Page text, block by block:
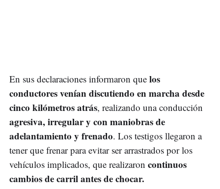
En sus declaraciones informaron que los
conductores venían discutiendo en marcha desde
cinco kilómetros atrás, realizando una conducción
agresiva, irregular y con maniobras de
adelantamiento y frenado. Los testigos llegaron a
tener que frenar para evitar ser arrastrados por los
vehículos implicados, que realizaron continuos
cambios de carril antes de chocar.